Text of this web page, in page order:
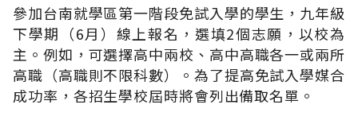
參加台南就學區第一階段免試入學的學生，九年級
下學期（6月）線上報名，選填2個志願，以校為
主。例如，可選擇高中兩校、高中高職各一或兩所
高職（高職則不限科數）。為了提高免試入學媒合
成功率，各招生學校屆時將會列出備取名單。